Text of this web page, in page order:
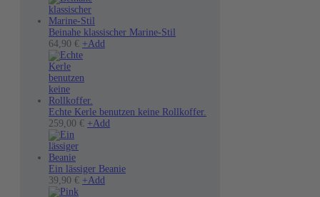
Varianten
Produktseite
gewählt
Beinahe klassischer Marine-Stil
64,90 € +Add
Die
Optionen
Produktseite
Echte Kerle benutzen keine Rollkoffer.
259,00 € +Add
Varianten
Ein lässiger Beanie
39,90 € +Add